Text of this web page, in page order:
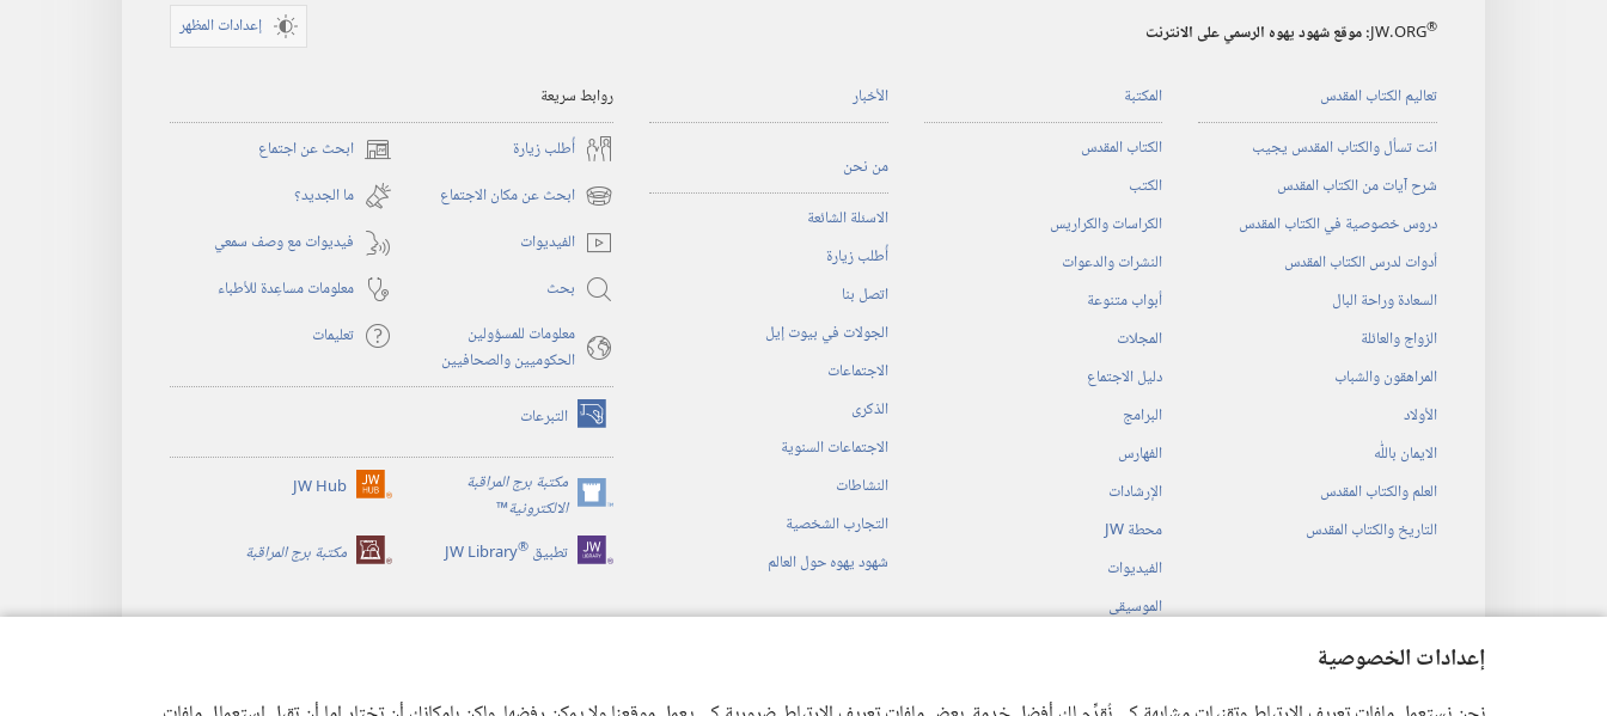
إعدادات الخصوصية
JW.ORG® :‏ موقع شهود يهوه الرسمي على الانترنت إعدادات المظهر
تعاليم الكتاب المقدس
انت تسأل والكتاب المقدس يجيب
شرح آيات من الكتاب المقدس
دروس خصوصية في الكتاب المقدس
أدوات لدرس الكتاب المقدس
السعادة وراحة البال
الزواج والعائلة
المراهقون والشباب
الأولاد
الايمان باللّٰه
العلم والكتاب المقدس
التاريخ والكتاب المقدس
المكتبة
الكتاب المقدس
الكتب
الكراسات والكراريس
النشرات والدعوات
أبواب متنوعة
المجلات
دليل الاجتماع
البرامج
الفهارس
الإرشادات
محطة‏ ‏JW
الفيديوات
الموسيقى
الأخبار
من نحن
الاسئلة الشائعة
أُطلب زيارة
اتصل بنا
الجولات في بيوت إيل
الاجتماعات
الذكرى
الاجتماعات السنوية
النشاطات
التجارب الشخصية
شهود يهوه حول العالم
روابط سريعة
أُطلب زيارة
ابحث عن اجتماع (يفتح
نافذة
جديدة)
ابحث عن مكان الاجتماع (يفتح
نافذة
جديدة)
ما الجديد؟‏
الفيديوات
فيديوات مع وصف سمعي
بحث
معلومات مساعِدة للأطباء
معلومات للمسؤولين
الحكوميين والصحافيين
تعليمات
التبرعات (يفتح
نافذة
جديدة) مكتبة برج المراقبة
الالكترونية™
(يفتح
نافذة
جديدة)
JW Hub (يفتح
جديدة)
تطبيق ®
JW Library مكتبة برج المراقبة